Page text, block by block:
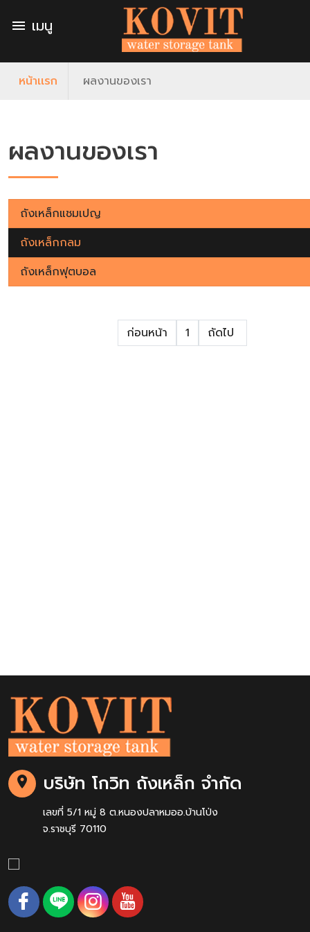
menu เมนู
หน้าเเรก ผลงานของเรา
ผลงานของเรา
ถังเหล็กแชมเปญ
ถังเหล็กกลม
ถังเหล็กฟุตบอล
ก่อนหน้า 1 ถัดไป
บริษัท โกวิท ถังเหล็ก จำกัด
เลขที่ 5/1 หมู่ 8 ต.หนองปลาหมออ.บ้านโป่ง
จ.ราชบุรี 70110